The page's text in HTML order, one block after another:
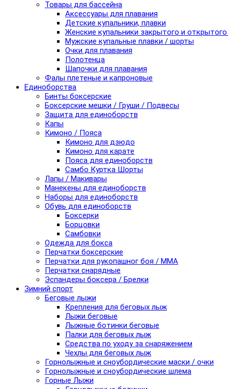
Товары для бассейна
Аксессуары для плавания
Детские купальники, плавки
Женские купальники закрытого и
Мужские купальные плавки / шорты
Очки для плавания
Полотенца
Шапочки для плавания
Фалы плетеные и капроновые
Единоборства
Бинты боксерские
Боксерские мешки / Груши / Подвесы
Защита для единоборств
Капы
Кимоно / Пояса
Кимоно для дзюдо
Кимоно для карате
Пояса для единоборств
Самбо Куртка Шорты
Лапы / Макивары
Манекены для единоборств
Наборы для единоборств
Обувь для единоборств
Боксерки
Борцовки
Самбовки
Одежда для бокса
Перчатки боксерские
Перчатки для рукопашног боя / ММА
Перчатки снарядные
Эспандеры боксера / Брелки
Зимний спорт
Беговые лыжи
Крепления для беговых лыж
Лыжи беговые
Лыжные ботинки беговые
Палки для беговых лыж
Средства по уходу за снаряжением
Чехлы для беговых лыж
Горнолыжные и сноубордические маски / очки
Горнолыжные и сноубордические шлема
Горные Лыжи